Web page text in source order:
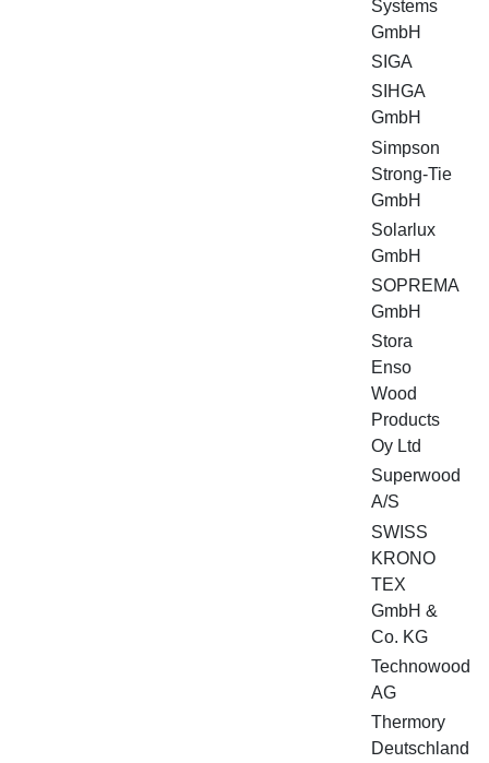
Systems
GmbH
SIGA
SIHGA
GmbH
Simpson
Strong-Tie
GmbH
Solarlux
GmbH
SOPREMA
GmbH
Stora
Enso
Wood
Products
Oy Ltd
Superwood
A/S
SWISS
KRONO
TEX
GmbH &
Co. KG
Technowood
AG
Thermory
Deutschland